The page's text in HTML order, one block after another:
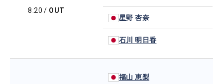
8:20 / OUT
星野 杏奈
石川 明日香
福山 恵梨